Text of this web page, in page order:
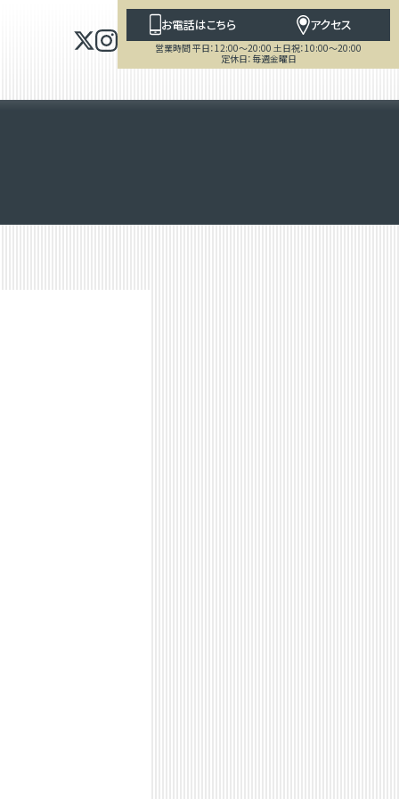
お電話はこちら アクセス
営業時間 平日：12:00～20:00 土日祝：10:00～20:00
定休日：毎週金曜日